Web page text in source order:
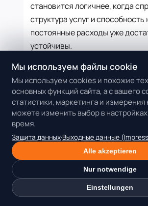
становится логичнее, когда
структура услуг и способность
постоянные расходы уже
устойчивы.
Следующий шаг - не общий спор
аренде, а модель записей.
вы делаете, сколько они
сколько клиенток реально
неделю и какой workspace
профессиональным? После
Dollea workspaces
услуги и решать, что лучше
текущей стадии: Beauty Room,
Мы используем файлы cookie
Мы используем cookies и похожие
основных функций сайта, а с вашего
статистики, маркетинга и измерения
можете изменить выбор в
время.
Защита данных·Выходные данные
Alle akzeptieren
Nur notwendige
Einstellungen